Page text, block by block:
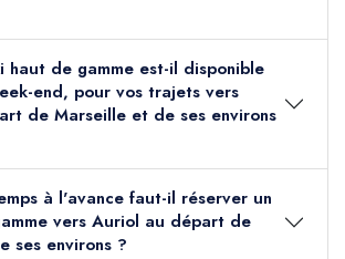
haut de gamme est-il disponible
end, pour vos trajets vers
de Marseille et de ses environs
à l'avance faut-il réserver un
vers Auriol au départ de
ses environs ?